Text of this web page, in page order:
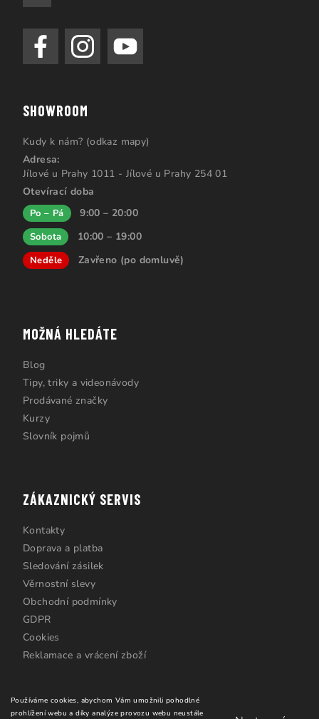
Používáme cookies, abychom Vám umožnili pohodlné
prohlížení webu a díky analýze provozu webu neustále
SHOWROOM
Kudy k nám? (odkaz mapy)
Adresa:
Jílové u Prahy 1011 - Jílové u Prahy 254 01
Otevírací doba
Po – Pá 9:00 – 20:00
Sobota 10:00 – 19:00
Neděle Zavřeno (po domluvě)
MOŽNÁ HLEDÁTE
Blog
Tipy, triky a videonávody
Prodávané značky
Kurzy
Slovník pojmů
ZÁKAZNICKÝ SERVIS
Kontakty
Doprava a platba
Sledování zásilek
Věrnostní slevy
Obchodní podmínky
GDPR
Cookies
Reklamace a vrácení zboží